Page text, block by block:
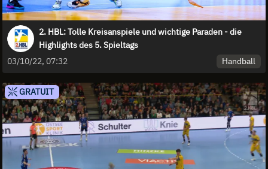
2. HBL: Tolle Kreisanspiele und wichtige Paraden - die
Highlights des 5. Spieltags
03/10/22, 07:32
Handball
GRATUIT